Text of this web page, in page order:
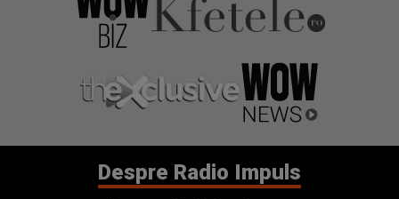
Despre Radio Impuls